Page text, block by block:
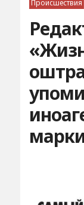
Происшествия